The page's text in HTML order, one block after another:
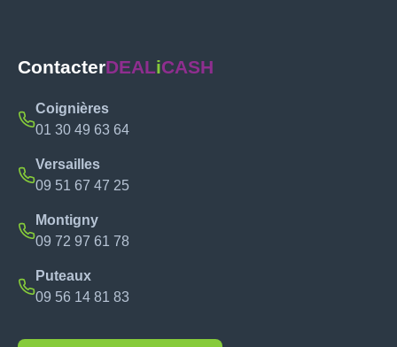
ContacterDEALiCASH
Coignières
01 30 49 63 64
Versailles
09 51 67 47 25
Montigny
09 72 97 61 78
Puteaux
09 56 14 81 83